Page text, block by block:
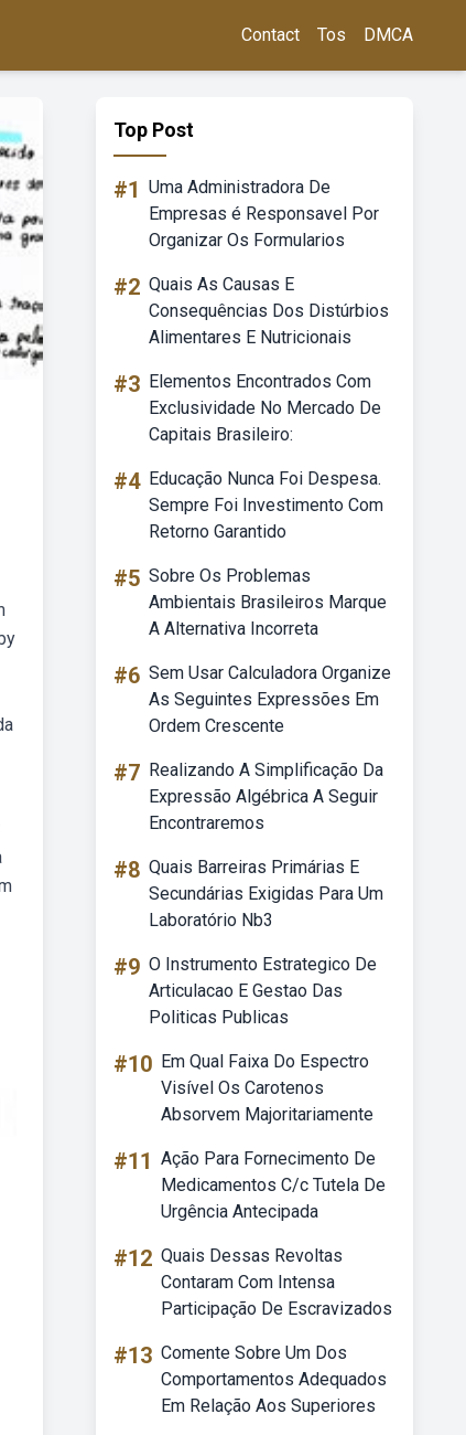
Contact Tos DMCA
Top Post
#1 Uma Administradora De
Empresas é Responsavel Por
Organizar Os Formularios
#2 Quais As Causas E
Consequências Dos Distúrbios
Alimentares E Nutricionais
#3 Elementos Encontrados Com
Exclusividade No Mercado De
Capitais Brasileiro:
#4 Educação Nunca Foi Despesa.
Sempre Foi Investimento Com
Retorno Garantido
#5 Sobre Os Problemas
Ambientais Brasileiros Marque
A Alternativa Incorreta
#6 Sem Usar Calculadora Organize
As Seguintes Expressões Em
Ordem Crescente
#7 Realizando A Simplificação Da
Expressão Algébrica A Seguir
Encontraremos
#8 Quais Barreiras Primárias E
Secundárias Exigidas Para Um
Laboratório Nb3
#9 O Instrumento Estrategico De
Articulacao E Gestao Das
Politicas Publicas
#10 Em Qual Faixa Do Espectro
Visível Os Carotenos
Absorvem Majoritariamente
#11 Ação Para Fornecimento De
Medicamentos C/c Tutela De
Urgência Antecipada
#12 Quais Dessas Revoltas
Contaram Com Intensa
Participação De Escravizados
#13 Comente Sobre Um Dos
Comportamentos Adequados
Em Relação Aos Superiores